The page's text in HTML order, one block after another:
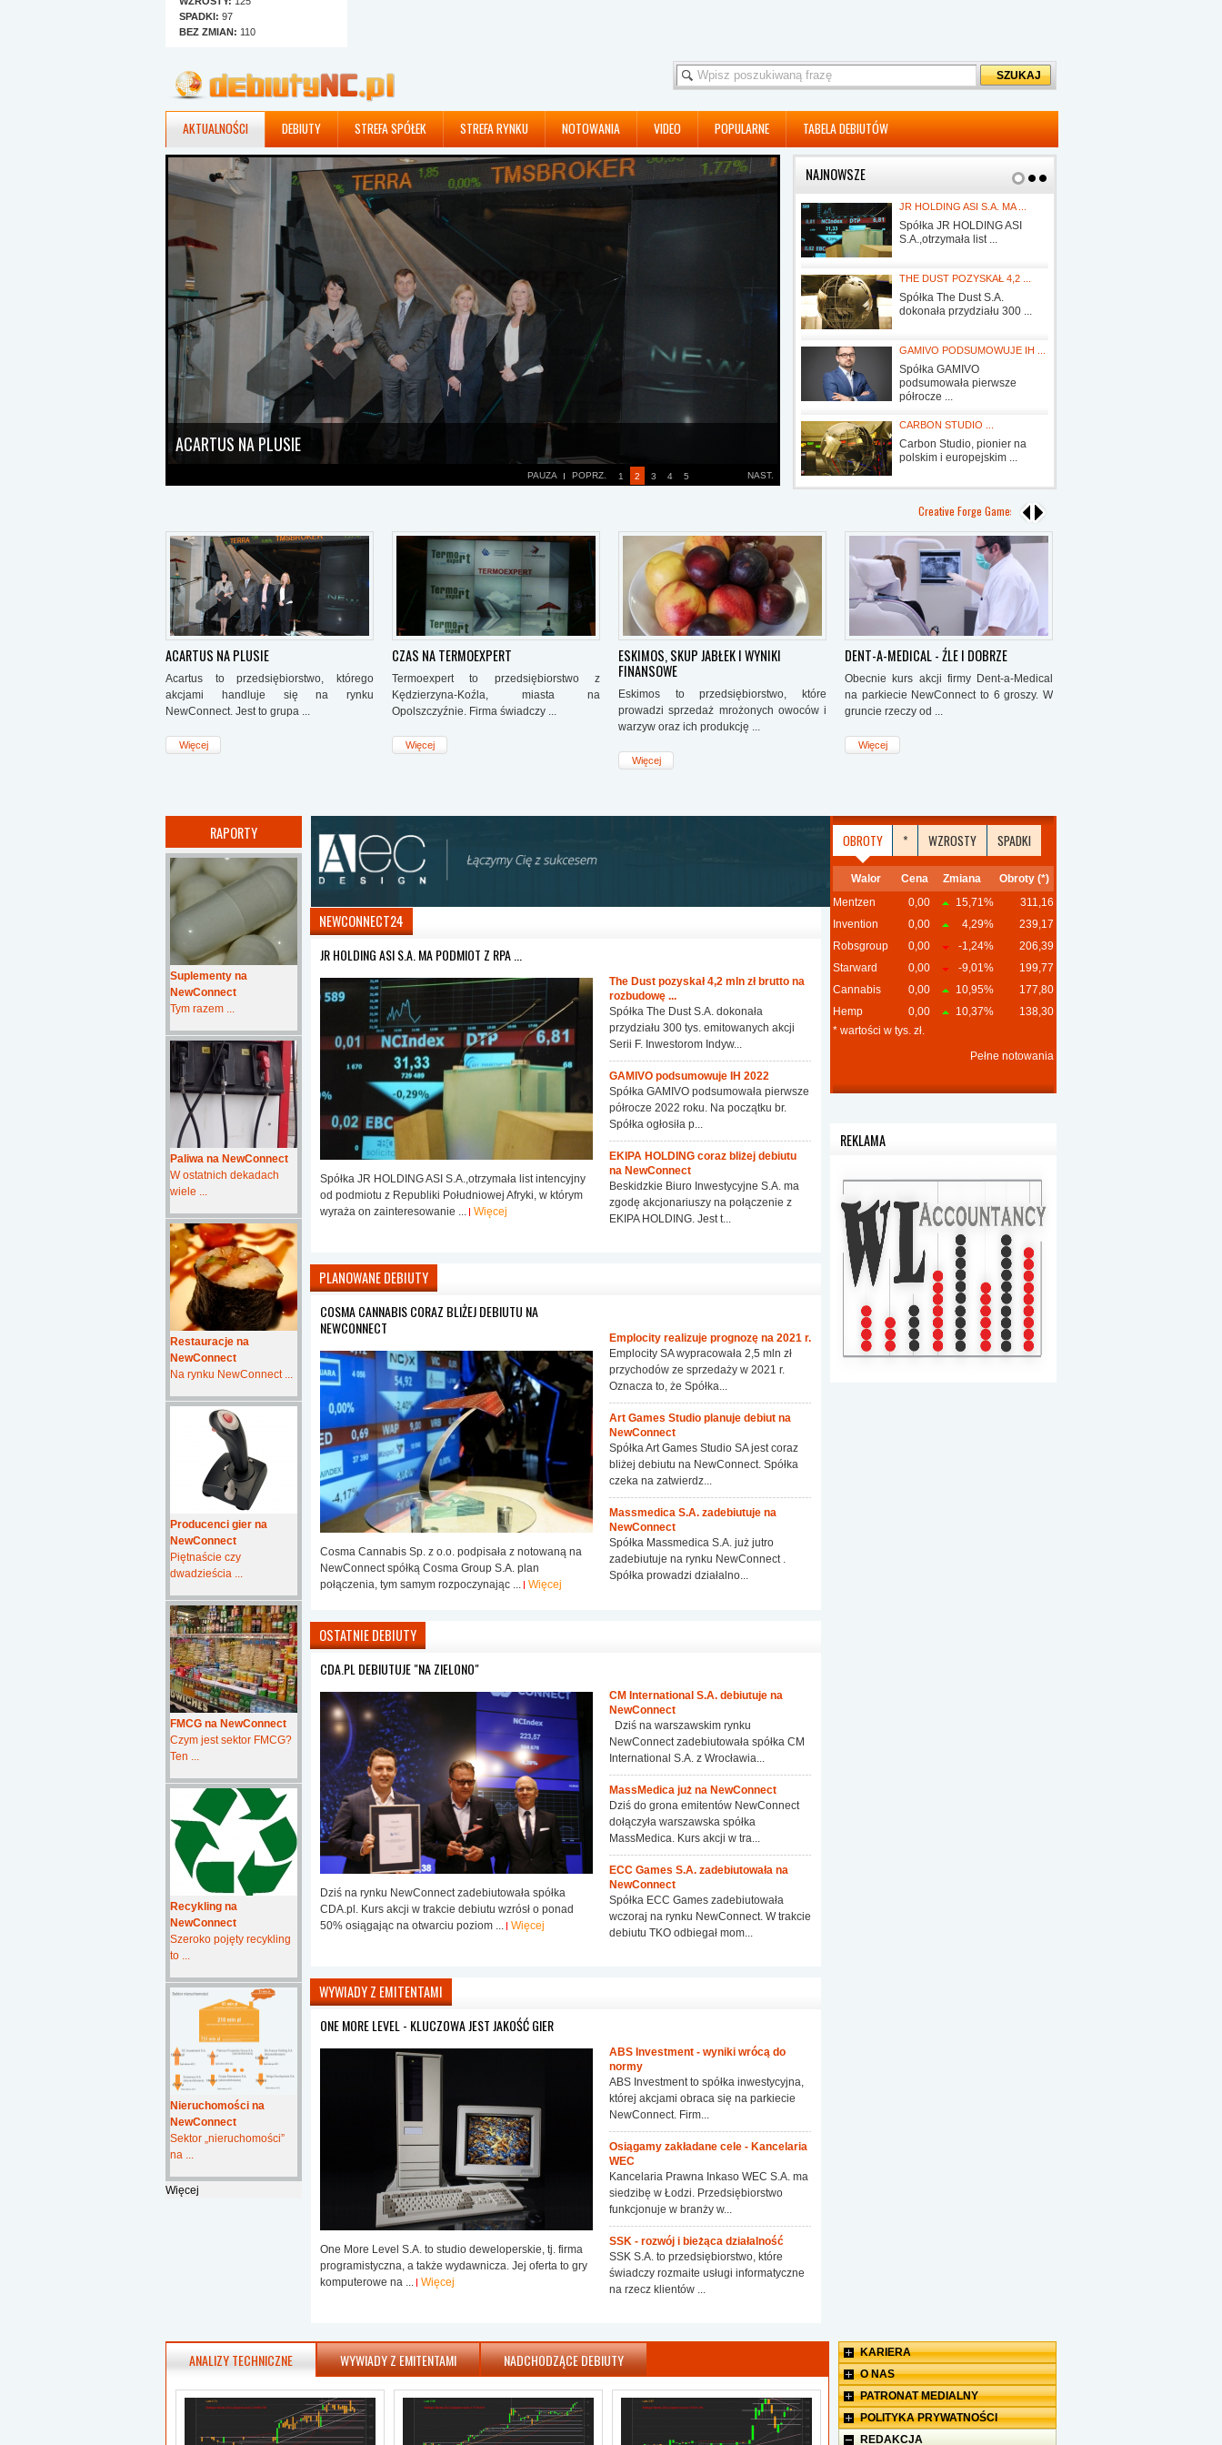
SPADKI: 97
BEZ ZMIAN: 110
AKTUALNOŚCI DEBIUTY STREFA SPÓŁEK STREFA RYNKU NOTOWANIA VIDEO POPULARNE TABELA DEBIUTÓW
ACARTUS NA PLUSIE
Acartus to przedsiębiorstwo, którego akcjami handluje się na rynku NewConnect. Jest to grupa kapitałowa. Podmiot
dominujący to Acartus S.A., spółka zależna to Profit Plus sp. z o.o., a podmioty powiązane to Acartus Slovakia s.r.o. i
Acartus Czech s.r.o. Te dwie ostatnie spółki nie podlegają konsolidacji.
Więcej
PAUZA POPRZ. NAST.
1 2 3 4 5
NAJNOWSZE
Notowania NCIndexu spadły
PO SESJI NA NEWCONNECT ...
56 akcji podrożało w środę na
parkiecie ...
CLOUD TECHNOLOGIES ...
JR HOLDING ASI S.A. MA ...
Spółka JR HOLDING ASI
S.A.,otrzymała list ...
THE DUST POZYSKAŁ 4,2 ...
Spółka The Dust S.A.
dokonała przydziału 300 ...
GAMIVO PODSUMOWUJE IH ...
Spółka GAMIVO
podsumowała pierwsze
półrocze ...
CARBON STUDIO ...
Carbon Studio, pionier na
polskim i europejskim ...
Creative Forge Games S.A.: Ukazał się raport za rok 2018 Pik S.A.:
ACARTUS NA PLUSIE
Acartus to przedsiębiorstwo, którego
akcjami handluje się na rynku
NewConnect. Jest to grupa ...
Więcej
CZAS NA TERMOEXPERT
Termoexpert to przedsiębiorstwo z
Kędzierzyna-Koźla, miasta na
Opolszczyźnie. Firma świadczy ...
Więcej
ESKIMOS, SKUP JABŁEK I WYNIKI
FINANSOWE
Eskimos to przedsiębiorstwo, które
prowadzi sprzedaż mrożonych owoców i
warzyw oraz ich produkcję ...
Więcej
DENT-A-MEDICAL - ŹLE I DOBRZE
Obecnie kurs akcji firmy Dent-a-Medical
na parkiecie NewConnect to 6 groszy. W
gruncie rzeczy od ...
Więcej
RAPORTY
Suplementy na
NewConnect
Tym razem ...
Paliwa na NewConnect
W ostatnich dekadach
wiele ...
Restauracje na
NewConnect
Na rynku NewConnect ...
Producenci gier na
NewConnect
Piętnaście czy
dwadzieścia ...
FMCG na NewConnect
Czym jest sektor FMCG?
Ten ...
Recykling na
NewConnect
Szeroko pojęty recykling
to ...
Nieruchomości na
NewConnect
Sektor „nieruchomości”
na ...
Więcej
NEWCONNECT24
JR HOLDING ASI S.A. MA PODMIOT Z RPA ...
Spółka JR HOLDING ASI S.A.,otrzymała list intencyjny
od podmiotu z Republiki Południowej Afryki, w którym
wyraża on zainteresowanie ... Więcej
The Dust pozyskał 4,2 mln zł brutto na
rozbudowę ...
Spółka The Dust S.A. dokonała
przydziału 300 tys. emitowanych akcji
Serii F. Inwestorom Indyw...
GAMIVO podsumowuje IH 2022
Spółka GAMIVO podsumowała pierwsze
półrocze 2022 roku. Na początku br.
Spółka ogłosiła p...
EKIPA HOLDING coraz bliżej debiutu
na NewConnect
Beskidzkie Biuro Inwestycyjne S.A. ma
zgodę akcjonariuszy na połączenie z
EKIPA HOLDING. Jest t...
PLANOWANE DEBIUTY
COSMA CANNABIS CORAZ BLIŻEJ DEBIUTU NA
NEWCONNECT
Cosma Cannabis Sp. z o.o. podpisała z notowaną na
NewConnect spółką Cosma Group S.A. plan
połączenia, tym samym rozpoczynając ... Więcej
Emplocity realizuje prognozę na 2021 r.
Emplocity SA wypracowała 2,5 mln zł
przychodów ze sprzedaży w 2021 r.
Oznacza to, że Spółka...
Art Games Studio planuje debiut na
NewConnect
Spółka Art Games Studio SA jest coraz
bliżej debiutu na NewConnect. Spółka
czeka na zatwierdz...
Massmedica S.A. zadebiutuje na
NewConnect
Spółka Massmedica S.A. już jutro
zadebiutuje na rynku NewConnect .
Spółka prowadzi działalno...
OSTATNIE DEBIUTY
CDA.PL DEBIUTUJE "NA ZIELONO"
Dziś na rynku NewConnect zadebiutowała spółka
CDA.pl. Kurs akcji w trakcie debiutu wzrósł o ponad
50% osiągając na otwarciu poziom ... Więcej
CM International S.A. debiutuje na
NewConnect
Dziś na warszawskim rynku
NewConnect zadebiutowała spółka CM
International S.A. z Wrocławia...
MassMedica już na NewConnect
Dziś do grona emitentów NewConnect
dołączyła warszawska spółka
MassMedica. Kurs akcji w tra...
ECC Games S.A. zadebiutowała na
NewConnect
Spółka ECC Games zadebiutowała
wczoraj na rynku NewConnect. W trakcie
debiutu TKO odbiegał mom...
WYWIADY Z EMITENTAMI
ONE MORE LEVEL - KLUCZOWA JEST JAKOŚĆ GIER
One More Level S.A. to studio deweloperskie, tj. firma
programistyczna, a także wydawnicza. Jej oferta to gry
komputerowe na ... Więcej
ABS Investment - wyniki wrócą do
normy
ABS Investment to spółka inwestycyjna,
której akcjami obraca się na parkiecie
NewConnect. Firm...
Osiągamy zakładane cele - Kancelaria
WEC
Kancelaria Prawna Inkaso WEC S.A. ma
siedzibę w Łodzi. Przedsiębiorstwo
funkcjonuje w branży w...
SSK - rozwój i bieżąca działalność
SSK S.A. to przedsiębiorstwo, które
świadczy rozmaite usługi informatyczne
na rzecz klientów ...
OBROTY * WZROSTY SPADKI
Walor Cena Zmiana
Obroty (*)
Mentzen
0,00 15,71%
311,16
Invention
0,00 4,29%
239,17
Robsgroup
0,00 -1,24%
206,39
Starward
0,00 -9,01%
199,77
Cannabis
0,00 10,95%
177,80
Hemp
0,00 10,37%
138,30
* wartości w tys. zł.
Pełne notowania
REKLAMA
ANALIZY TECHNICZNE WYWIADY Z EMITENTAMI NADCHODZĄCE DEBIUTY
KARIERA
O NAS
PATRONAT MEDIALNY
POLITYKA PRYWATNOŚCI
W naszym portalu ...
REDAKCJA